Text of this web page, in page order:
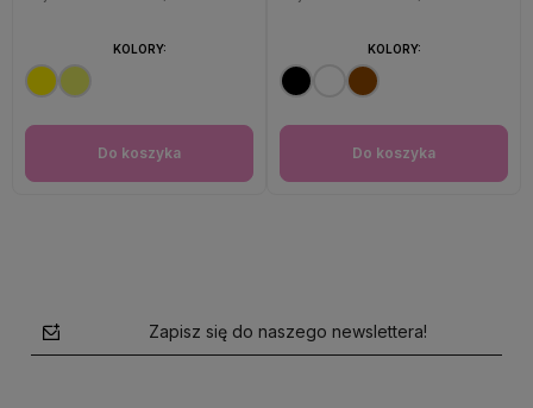
Do koszyka
KOLORY:
Do koszyka
KOLORY:
Zapisz się do naszego newslettera!